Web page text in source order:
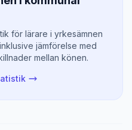
för lärare i yrkesämnen
jämförelse med
mellan könen.